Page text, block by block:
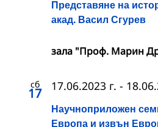
Представяне на
акад. Васил Сгурев
зала "Проф. Марин
сб
17
Научноприложен
Европа и извън
17.06.2023 г. -